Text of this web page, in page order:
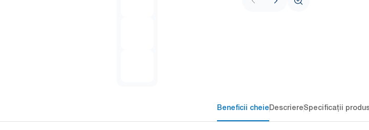
Beneficii cheieDescriereSpecificații